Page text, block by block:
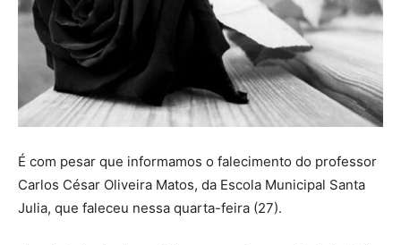
É com pesar que informamos o falecimento do professor
Carlos César Oliveira Matos, da Escola Municipal Santa
Julia, que faleceu nessa quarta-feira (27).